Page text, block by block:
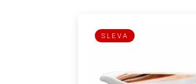
SLEVA